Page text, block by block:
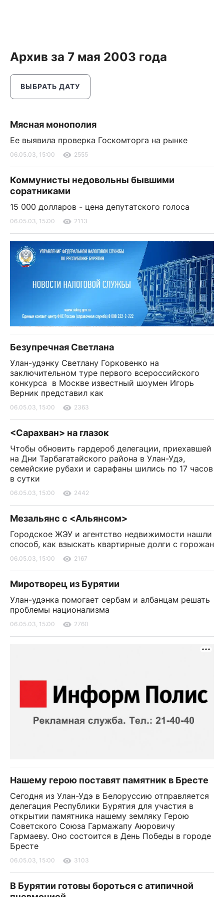
Архив за 7 мая 2003 года
ВЫБРАТЬ ДАТУ
Мясная монополия
Ее выявила проверка Госкомторга на рынке
06.05.03, 15:00 2555
Коммунисты недовольны бывшими
соратниками
15 000 долларов - цена депутатского голоса
06.05.03, 15:00 2113
Безупречная Светлана
Улан-удэнку Светлану Горковенко на
заключительном туре первого всероссийского
конкурса в Москве известный шоумен Игорь
Верник представил как
06.05.03, 15:00 2363
<Сарахван> на глазок
Чтобы обновить гардероб делегации, приехавшей
на Дни Тарбагатайского района в Улан-Удэ,
семейские рубахи и сарафаны шились по 17 часов
в сутки
06.05.03, 15:00 2442
Мезальянс с <Альянсом>
Городское ЖЭУ и агентство недвижимости нашли
способ, как взыскать квартирные долги с горожан
06.05.03, 15:00 2167
Миротворец из Бурятии
Улан-удэнка помогает сербам и албанцам решать
проблемы национализма
06.05.03, 15:00 2760
Нашему герою поставят памятник в Бресте
Сегодня из Улан-Удэ в Белоруссию отправляется
делегация Республики Бурятия для участия в
открытии памятника нашему земляку Герою
Советского Союза Гармажапу Аюровичу
Гармаеву. Оно состоится в День Победы в городе
Бресте
06.05.03, 15:00 3103
В Бурятии готовы бороться с атипичной